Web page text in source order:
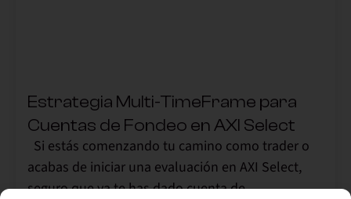
Estrategia Multi-TimeFrame para
Cuentas de Fondeo en AXI Select
Si estás comenzando tu camino como trader o
acabas de iniciar una evaluación en AXI Select,
seguro que ya te has dado cuenta de